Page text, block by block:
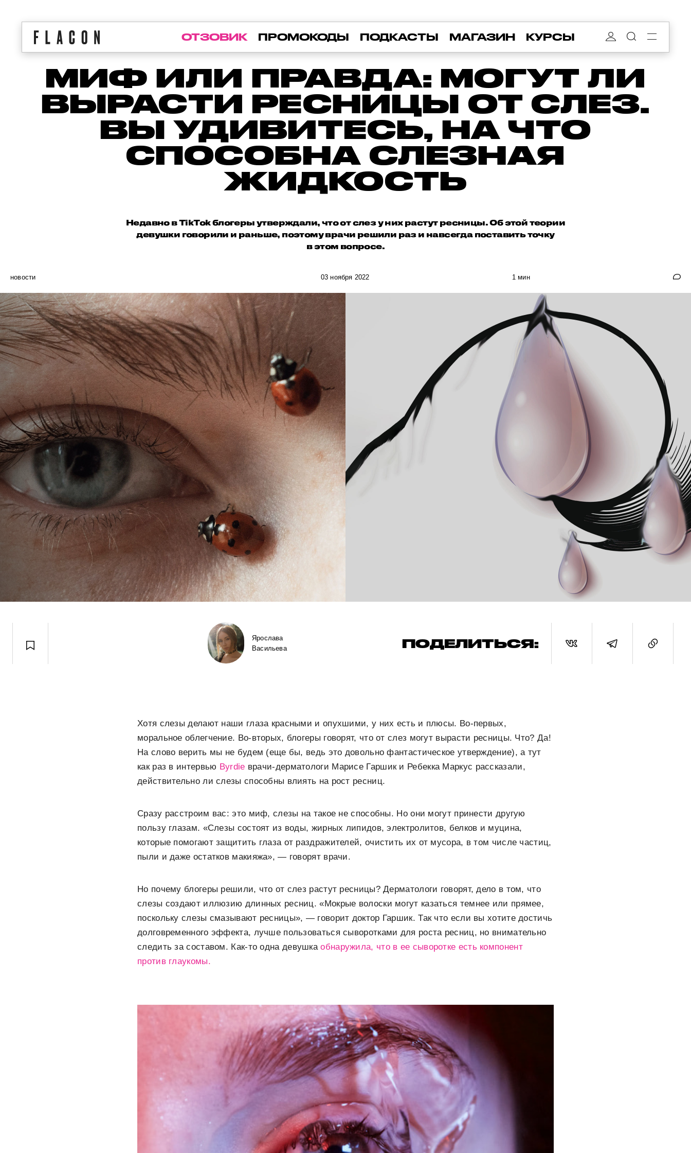
ОТЗОВИК ПРОМОКОДЫ ПОДКАСТЫ МАГАЗИН КУРСЫ
МИФ ИЛИ ПРАВДА: МОГУТ ЛИ
ВЫРАСТИ РЕСНИЦЫ ОТ СЛЕЗ.
ВЫ УДИВИТЕСЬ, НА ЧТО
СПОСОБНА СЛЕЗНАЯ
ЖИДКОСТЬ
Недавно в TikTok блогеры утверждали, что от слез у них растут ресницы. Об этой теории
девушки говорили и раньше, поэтому врачи решили раз и навсегда поставить точку
в этом вопросе.
новости 03 ноября 2022 1 мин
Ярослава
Васильева
ПОДЕЛИТЬСЯ:
Хотя слезы делают наши глаза красными и опухшими, у них есть и плюсы. Во-первых,
моральное облегчение. Во-вторых, блогеры говорят, что от слез могут вырасти ресницы. Что? Да!
На слово верить мы не будем (еще бы, ведь это довольно фантастическое утверждение), а тут
как раз в интервью Byrdie врачи-дерматологи Марисе Гаршик и Ребекка Маркус рассказали,
действительно ли слезы способны влиять на рост ресниц.
Сразу расстроим вас: это миф, слезы на такое не способны. Но они могут принести другую
пользу глазам. «Слезы состоят из воды, жирных липидов, электролитов, белков и муцина,
которые помогают защитить глаза от раздражителей, очистить их от мусора, в том числе частиц,
пыли и даже остатков макияжа», — говорят врачи.
Но почему блогеры решили, что от слез растут ресницы? Дерматологи говорят, дело в том, что
слезы создают иллюзию длинных ресниц. «Мокрые волоски могут казаться темнее или прямее,
поскольку слезы смазывают ресницы», — говорит доктор Гаршик. Так что если вы хотите достичь
долговременного эффекта, лучше пользоваться сыворотками для роста ресниц, но внимательно
следить за составом. Как-то одна девушкаобнаружила, что в ее сыворотке есть компонент
против глаукомы.